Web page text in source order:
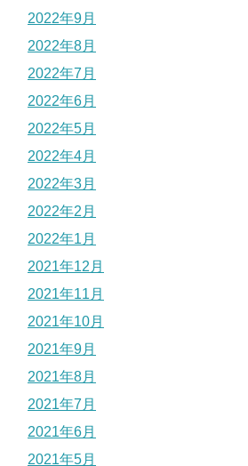
2022年9月
2022年8月
2022年7月
2022年6月
2022年5月
2022年4月
2022年3月
2022年2月
2022年1月
2021年12月
2021年11月
2021年10月
2021年9月
2021年8月
2021年7月
2021年6月
2021年5月